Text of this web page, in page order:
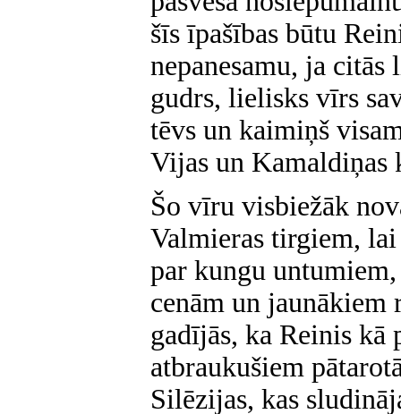
šīs īpašības būtu
nepanesamu, ja
gudrs, lielisks vīrs
tēvs un kaimiņš
Vijas un Kamaldiņas
Šo vīru visbiežāk
Valmieras tirgiem, lai
par kungu
cenām un
gadījās, ka Reinis kā
atbraukušiem
Silēzijas, kas